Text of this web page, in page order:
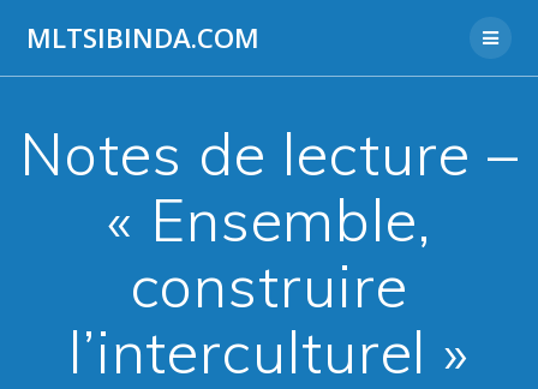
MLTSIBINDA.COM
Notes de lecture –
« Ensemble,
construire
l’interculturel »